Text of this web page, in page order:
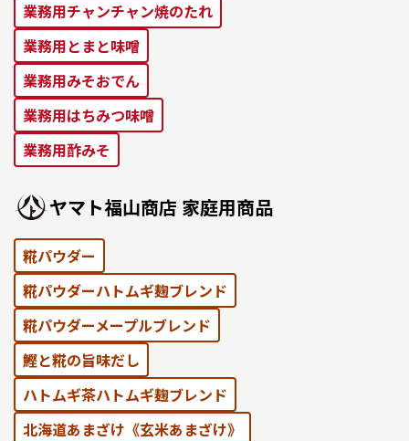
業務⽤チャンチャン焼のたれ
業務⽤とまと味噌
業務⽤みそおでん
業務用はちみつ味噌
業務用酢みそ
ヤマト福⼭商店 家庭⽤商品
糀パウダー
糀パウダーハトムギ麹ブレンド
糀パウダーメープルブレンド
鰹と糀の旨味だし
ハトムギ茶ハトムギ麹ブレンド
北海道あまざけ《⽞⽶あまざけ》